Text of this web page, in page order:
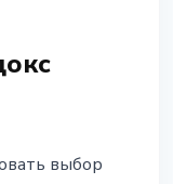
выбор